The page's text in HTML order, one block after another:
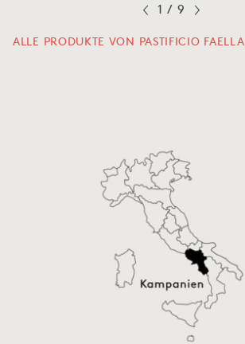
1 / 9
ALLE PRODUKTE VON PASTIFICIO FAELLA